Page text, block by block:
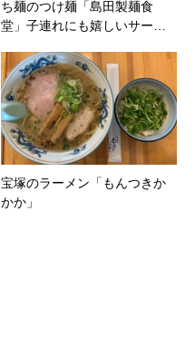
ち麺のつけ麺「島田製麺食
堂」子連れにも嬉しいサー…
宝塚のラーメン「もんつきか
かか」